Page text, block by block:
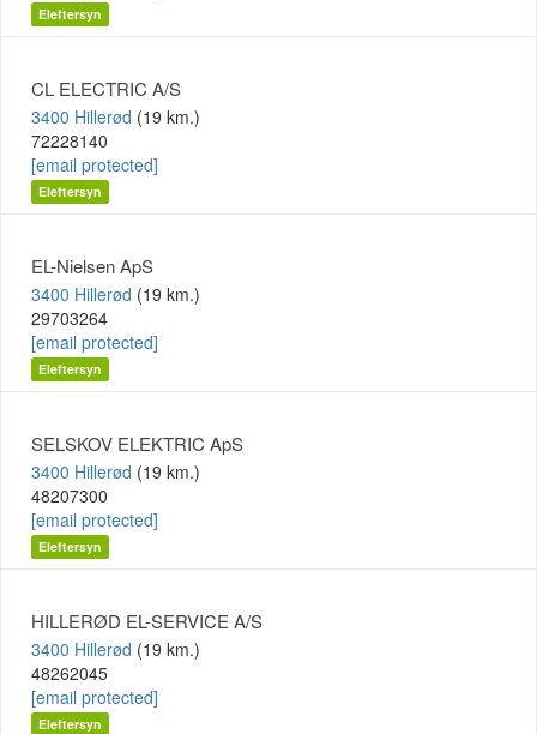
Eleftersyn
CL ELECTRIC A/S
3400 Hillerød (19 km.)
72228140
[email protected]
Eleftersyn
EL-Nielsen ApS
3400 Hillerød (19 km.)
29703264
[email protected]
Eleftersyn
SELSKOV ELEKTRIC ApS
3400 Hillerød (19 km.)
48207300
[email protected]
Eleftersyn
HILLERØD EL-SERVICE A/S
3400 Hillerød (19 km.)
48262045
[email protected]
Eleftersyn